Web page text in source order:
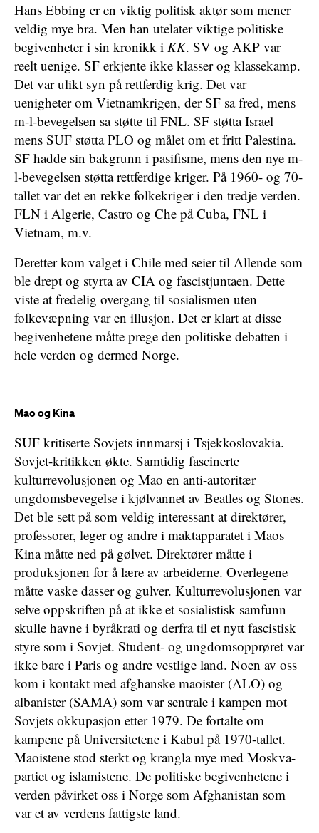
Hans Ebbing er en viktig politisk aktør som mener
veldig mye bra. Men han utelater viktige politiske
begivenheter i sin kronikk i KK. SV og AKP var
reelt uenige. SF erkjente ikke klasser og klassekamp.
Det var ulikt syn på rettferdig krig. Det var
uenigheter om Vietnamkrigen, der SF sa fred, mens
m-l-bevegelsen sa støtte til FNL. SF støtta Israel
mens SUF støtta PLO og målet om et fritt Palestina.
SF hadde sin bakgrunn i pasifisme, mens den nye m-
l-bevegelsen støtta rettferdige kriger. På 1960- og 70-
tallet var det en rekke folkekriger i den tredje verden.
FLN i Algerie, Castro og Che på Cuba, FNL i
Vietnam, m.v.
Deretter kom valget i Chile med seier til Allende som
ble drept og styrta av CIA og fascistjuntaen. Dette
viste at fredelig overgang til sosialismen uten
folkevæpning var en illusjon. Det er klart at disse
begivenhetene måtte prege den politiske debatten i
hele verden og dermed Norge.
Mao og Kina
SUF kritiserte Sovjets innmarsj i Tsjekkoslovakia.
Sovjet-kritikken økte. Samtidig fascinerte
kulturrevolusjonen og Mao en anti-autoritær
ungdomsbevegelse i kjølvannet av Beatles og Stones.
Det ble sett på som veldig interessant at direktører,
professorer, leger og andre i maktapparatet i Maos
Kina måtte ned på gølvet. Direktører måtte i
produksjonen for å lære av arbeiderne. Overlegene
måtte vaske dasser og gulver. Kulturrevolusjonen var
selve oppskriften på at ikke et sosialistisk samfunn
skulle havne i byråkrati og derfra til et nytt fascistisk
styre som i Sovjet. Student- og ungdomsopprøret var
ikke bare i Paris og andre vestlige land. Noen av oss
kom i kontakt med afghanske maoister (ALO) og
albanister (SAMA) som var sentrale i kampen mot
Sovjets okkupasjon etter 1979. De fortalte om
kampene på Universitetene i Kabul på 1970-tallet.
Maoistene stod sterkt og krangla mye med Moskva-
partiet og islamistene. De politiske begivenhetene i
verden påvirket oss i Norge som Afghanistan som
var et av verdens fattigste land.